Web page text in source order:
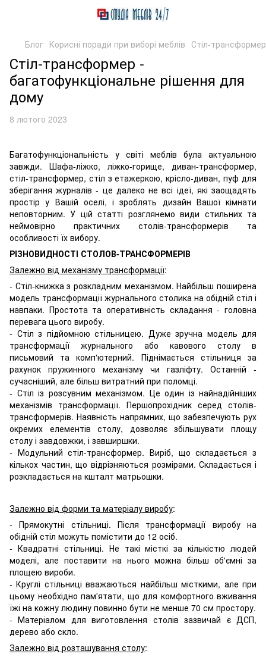
Блог Корисні поради при виборі меблів Стіл-
Стіл-трансформер -
багатофункціональне рішення для
дому
8 лютого 2023
Багатофункціональність у світі меблів була актуальною
завжди. Шафа-ліжко, ліжко-горище, диван-трансформер,
стіл-трансформер, стіл з етажеркою, крісло-диван, пуф для
зберігання журналів - це далеко не всі ідеї, які заощадять
простір у Вашій оселі, і зроблять дизайн Вашої кімнати
неповторним. У цій статті розглянемо види стильних та
неймовірно практичних столів-трансформерів та
особливості їх вибору.
РІЗНОВИДНОСТІ СТОЛОВ-ТРАНСФОРМЕРІВ
Залежно від механізму трансформації:
- Стіл-книжка з розкладним механізмом. Найбільш поширена
модель трансформації журнального столика на обідній стіл і
навпаки. Простота та оперативність складання - головна
перевага цього виробу.
- Стіл з підйомною стільницею. Дуже зручна модель для
трансформації журнального або кавового столу в
письмовий та комп'ютерний. Піднімається стільниця за
рахунок пружинного механізму чи газліфту. Останній -
сучасніший, але більш витратний при поломці.
- Стіл із розсувним механізмом. Це один із найнадійніших
механізмів трансформації. Першопрохідник серед столів-
трансформерів. Наявність напрямних, що забезпечують рух
окремих елементів столу, дозволяє збільшувати площу
столу і завдовжки, і завширшки.
- Модульний стіл-трансформер. Виріб, що складається з
кількох частин, що відрізняються розмірами. Складається і
розкладається на кшталт матрьошки.
Залежно від форми та матеріалу виробу:
- Прямокутні стільниці. Після трансформації виробу на
обідній стіл можуть помістити до 12 осіб.
- Квадратні стільниці. Не такі місткі за кількістю людей
моделі, але поставити на нього можна більш об'ємні за
площею вироби.
- Круглі стільниці вважаються найбільш місткими, але при
цьому необхідно пам'ятати, що для комфортного вживання
їжі на кожну людину повинно бути не менше 70 см простору.
- Матеріалом для виготовлення столів зазвичай є ДСП,
дерево або скло.
Залежно від розташування столу: